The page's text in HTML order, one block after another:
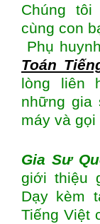
Chúng
cùng con
Phụ
Toán
lòng liên
những gia
máy và gọi
Gia Sư
giới thiệu
Dạy kèm
Tiếng Việt